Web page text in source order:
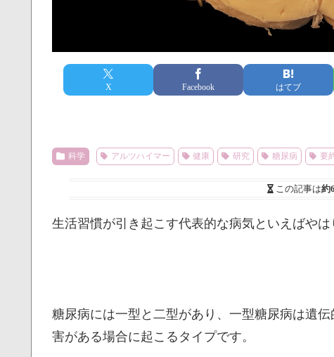
X Facebook はてブ
科学 アルツハイマー 健康 研究 糖尿病 要
この記事は約
生活習慣が引き起こす代表的な病気といえばやは
糖尿病には一型と二型があり、一型糖尿病は遺
害がある場合に起こるタイプです。